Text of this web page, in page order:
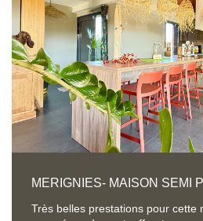
MERIGNIES- MAISON SEMI
Très belles prestations pour cette